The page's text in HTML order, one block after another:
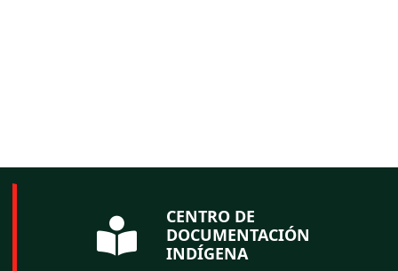
CENTRO DE
DOCUMENTACIÓN
INDÍGENA